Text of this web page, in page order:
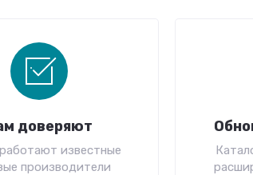
доверяют
известные
производители